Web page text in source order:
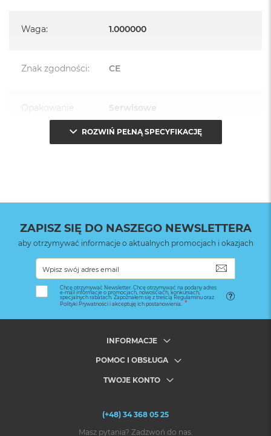
Waga: 1.000000
Znak zgodności: CE
Opakowanie
(pudełko):
Serwisowe
ROZWIŃ PEŁNĄ SPECYFIKACJĘ
ZAPISZ SIĘ DO NASZEGO NEWSLETTERA
aby otrzymywać informacje o aktualnych promocjach i okazjach
Chcę otrzymywać Newsletter. Chcę otrzymywać na podany adres
e-mail informacje o promocjach, nowościach, konkursach,
specjalnych rabatach. Zapoznałem się z treścią Regulaminu oraz
Polityki Prywatności i akceptuję ich postanowienia.
INFORMACJE
POMOC I OBSŁUGA
TWOJE KONTO
(+48) 34 368 05 25
Masz pytania? Zadzwoń do nas.